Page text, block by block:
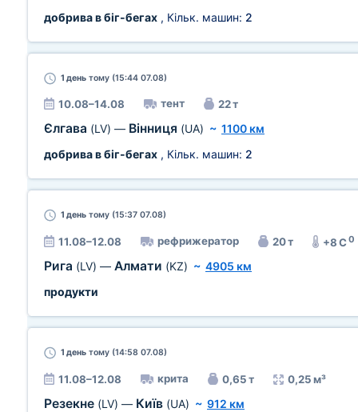
добрива в біг-бегах , Кільк. машин: 2
1 день тому (15:44 07.08)
10.08–14.08 тент 22 т
Єлгава (LV) — Вінниця (UA) ~ 1100 км
добрива в біг-бегах , Кільк. машин: 2
1 день тому (15:37 07.08)
11.08–12.08 рефрижератор 20 т +8 C0
Рига (LV) — Алмати (KZ) ~ 4905 км
продукти
1 день тому (14:58 07.08)
11.08–12.08 крита 0,65 т 0,25 м³
Резекне (LV) — Київ (UA) ~ 912 км